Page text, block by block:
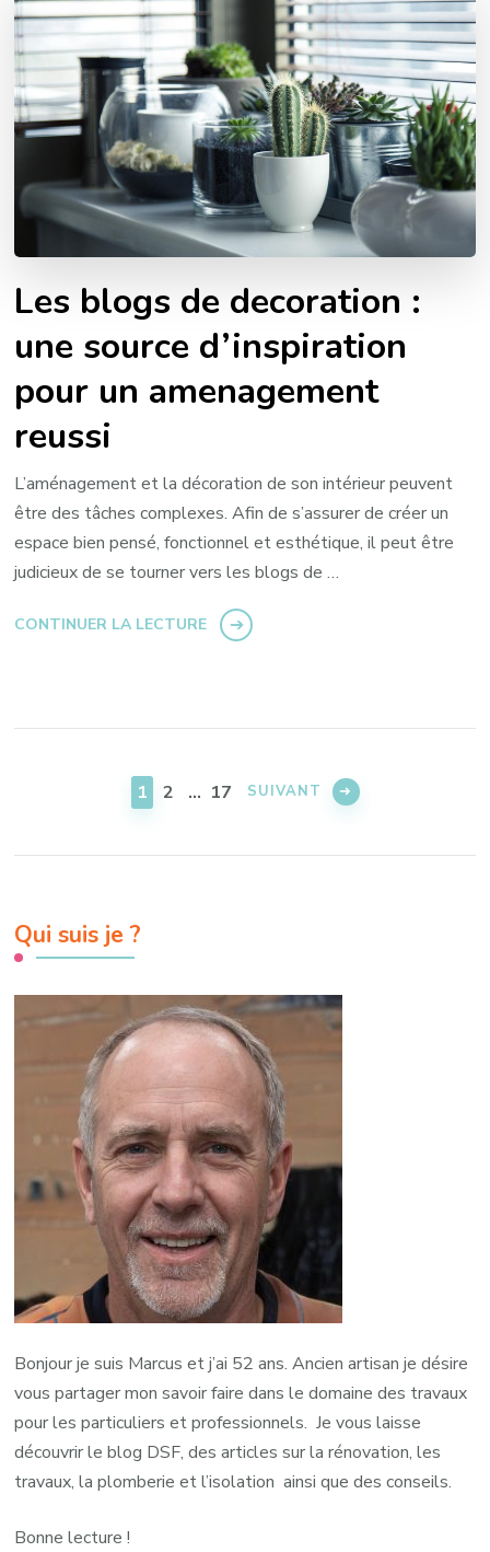
Les blogs de decoration :
une source d’inspiration
pour un amenagement
reussi
L’aménagement et la décoration de son intérieur peuvent
être des tâches complexes. Afin de s’assurer de créer un
espace bien pensé, fonctionnel et esthétique, il peut être
judicieux de se tourner vers les blogs de …
CONTINUER LA LECTURE
PAGE
1 PAGE
2 … PAGE
17 SUIVANT
Qui suis je ?
Bonjour je suis Marcus et j’ai 52 ans. Ancien artisan je désire
vous partager mon savoir faire dans le domaine des travaux
pour les particuliers et professionnels. Je vous laisse
découvrir le blog DSF, des articles sur la rénovation, les
travaux, la plomberie et l’isolation ainsi que des conseils.
Bonne lecture !